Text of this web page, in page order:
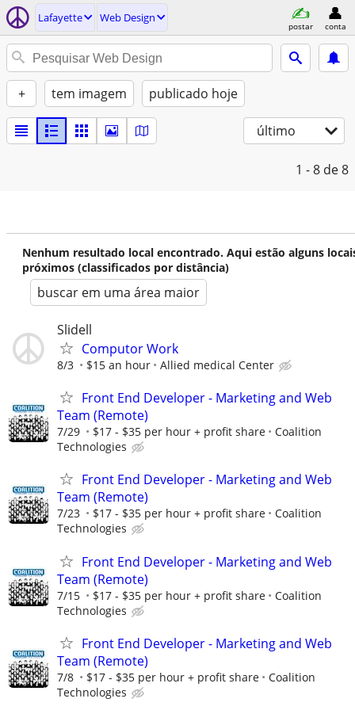
Lafayette Web Design
postar conta
+ tem imagem publicado hoje
último
1 - 8 de 8
Nenhum resultado local encontrado. Aqui estão alguns
próximos (classificados por distância)
buscar em uma área maior
Slidell
Computor Work
8/3 $15 an hour Allied medical Center
Front End Developer - Marketing and Web
Team (Remote)
7/29 $17 - $35 per hour + profit share
Coalition
Technologies
Front End Developer - Marketing and Web
Team (Remote)
7/23 $17 - $35 per hour + profit share
Coalition
Technologies
Front End Developer - Marketing and Web
Team (Remote)
7/15 $17 - $35 per hour + profit share
Coalition
Technologies
Front End Developer - Marketing and Web
Team (Remote)
7/8 $17 - $35 per hour + profit share
Coalition
Technologies